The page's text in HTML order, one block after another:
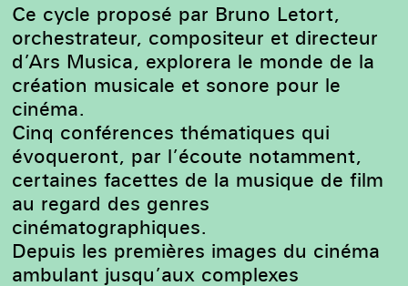
Ce cycle proposé par Bruno Letort,
orchestrateur, compositeur et directeur
d’Ars Musica, explorera le monde de la
création musicale et sonore pour le
cinéma.
Cinq conférences thématiques qui
évoqueront, par l’écoute notamment,
certaines facettes de la musique de film
au regard des genres
cinématographiques.
Depuis les premières images du cinéma
ambulant jusqu’aux complexes